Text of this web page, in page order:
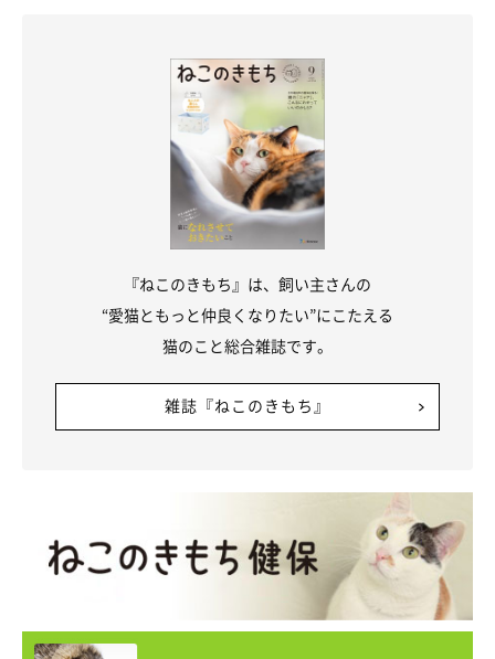
最後に、ねこのきもちアプリユーザーに聞いた、おすすめの自動
給水器をランキング形式でご紹介します。
つなので、ぜひ参考にしてみてくださいね。
自動給水器ランキング
ポンプで水を循環させなが
ら、抗菌活性炭を使用した
フィルターで汚れをろ過す
『ねこのきもち』は、飼い主さんの
“愛猫ともっと仲良くなりたい”にこたえる
猫のこと総合雑誌です。
雑誌『ねこのきもち』